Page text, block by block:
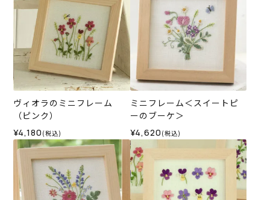
ヴィオラのミニフレーム
（ピンク）
¥4,180 (税込)
ミニフレーム＜スイートピ
ーのブーケ＞
¥4,620 (税込)